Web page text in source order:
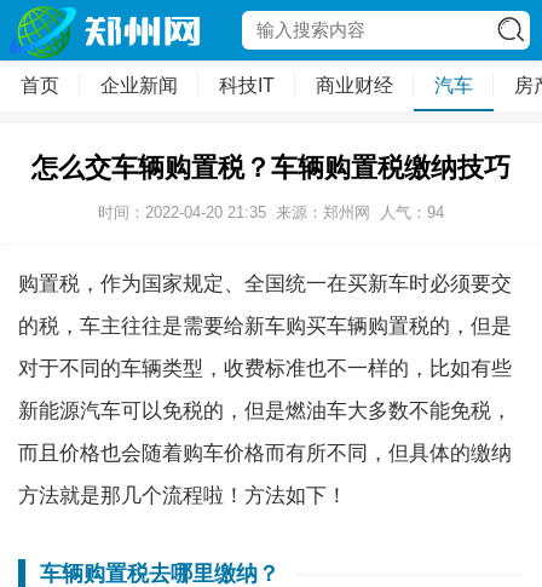
首页 企业新闻 科技IT 商业财经 汽车 房
怎么交车辆购置税？车辆购置税缴纳技巧
时间：2022-04-20 21:35 来源：郑州网 人气： 94
购置税，作为国家规定、全国统一在买新车时必须要交
的税，车主往往是需要给新车购买车辆购置税的，但是
对于不同的车辆类型，收费标准也不一样的，比如有些
新能源汽车可以免税的，但是燃油车大多数不能免税，
而且价格也会随着购车价格而有所不同，但具体的缴纳
方法就是那几个流程啦！方法如下！
车辆购置税去哪里缴纳？